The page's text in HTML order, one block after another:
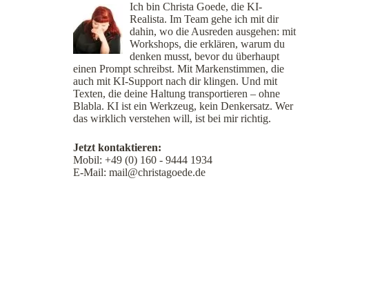
Ich bin Christa Goede, die KI-
Realista. Im Team gehe ich mit dir
dahin, wo die Ausreden ausgehen: mit
Workshops, die erklären, warum du
denken musst, bevor du überhaupt
einen Prompt schreibst. Mit Markenstimmen, die
auch mit KI-Support nach dir klingen. Und mit
Texten, die deine Haltung transportieren – ohne
Blabla. KI ist ein Werkzeug, kein Denkersatz. Wer
das wirklich verstehen will, ist bei mir richtig.
Jetzt kontaktieren:
Mobil:+49 (0) 160 - 9444 1934
E-Mail:mail@christagoede.de